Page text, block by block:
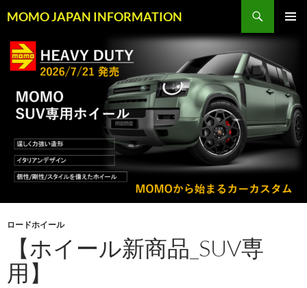
ン
テ
ツ
MOMO JAPAN INFORMATION
索
メインメ
ロードホイール
【ホイール新商品_SUV専
用】